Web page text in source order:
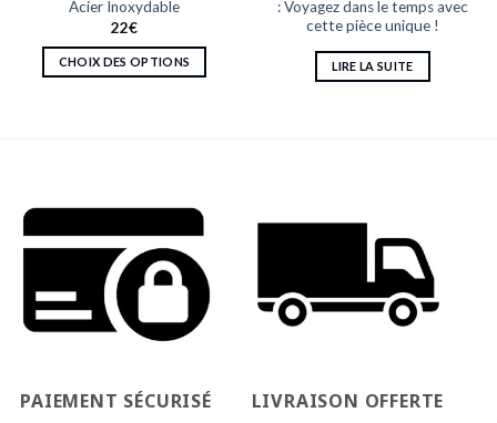
Acier Inoxydable
22€
CHOIX DES OPTIONS
Les
peuvent
être
sur
du
produit
: Voyagez dans le temps avec
cette pièce unique !
LIRE LA SUITE
PAIEMENT SÉCURISÉ LIVRAISON OFFERTE